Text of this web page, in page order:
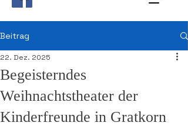
Beitrag
Begeisterndes
Weihnachtstheater der
Kinderfreunde in Gratkorn
22. Dez. 2025